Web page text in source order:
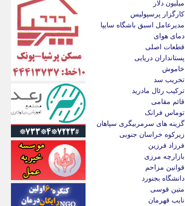
میلیون دلار
کارگزار پرسپولیس
مدیرعامل اسبق باشگاه سایپا
دمای هوای
قطعات اصلی
پستانداران دریایی
خاموش
تخریب سد
ترکیب رئال مادرید
قائم مقامی
توماس فرانک
گزینه های سرمربیگری سپاهان
زیرکوه خراسان جنوبی
فرزاد فرزین
بازارچه مرزی
قوانین مزاحم
دانشگاه بجنورد
متین قوسی
نایب قهرمان
انرژی پرس
ای استخدام
ایتنا
ایراف
ایران آرت
ایران آنلاین
ایران زندگی
ایران فوری
ایرانی روز
ایرانیتال
ایرنا
ایسکانیوز
ایسنا
ایکنا
ایلنا
اینتیتر
ایونا نیوز
بازتاب آنلاین